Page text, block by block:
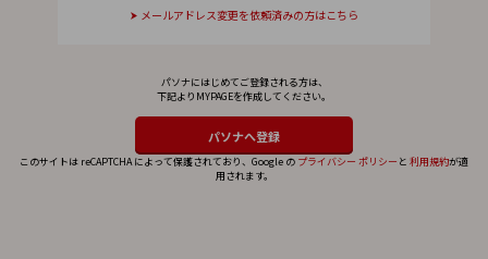
メールアドレス変更を依頼済みの方はこちら
パソナにはじめてご登録される方は、
下記よりMYPAGEを作成してください。
このサイトは reCAPTCHA によって保護されており、Google の プライバシー ポリシー と 利用規約が適
用されます。